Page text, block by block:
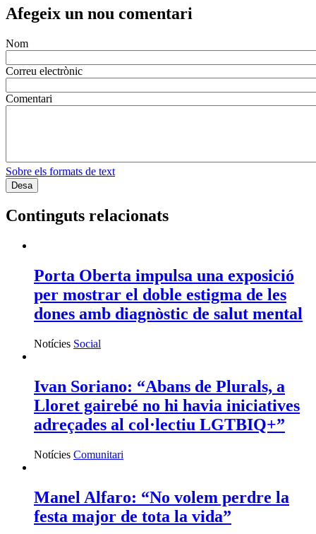
Afegeix un nou comentari
Nom
Correu electrònic
Comentari
Sobre els formats de text
Continguts relacionats
Porta Oberta impulsa una exposició
per mostrar el doble estigma de les
dones amb diagnòstic de salut mental
Notícies Social
Ivan Soriano: “Abans de Plurals, a
Lloret gairebé no hi havia iniciatives
adreçades al col·lectiu LGTBIQ+”
Notícies Comunitari
Manel Alfaro: “No volem perdre la
festa major de tota la vida”